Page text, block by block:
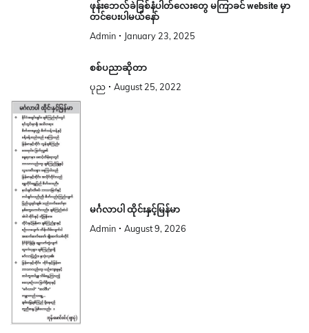
ဖုန်းဘေလ်ခဲခြစ်နံပါတ်လေးတွေ မကြာခင် website မှာ
တင်ပေးပါမယ်နော်
Admin January 23, 2025
စစ်ပညာဆိုတာ
ပုည August 25, 2022
မင်္ဂလာပါ ထိုင်းနှင့်မြန်မာ
Admin August 9, 2026